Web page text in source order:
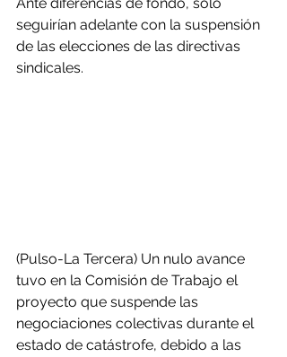
seguirían adelante con la suspensión
de las elecciones de las directivas
sindicales.
(Pulso-La Tercera) Un nulo avance
tuvo en la Comisión de Trabajo el
proyecto que suspende las
negociaciones colectivas durante el
estado de catástrofe, debido a las